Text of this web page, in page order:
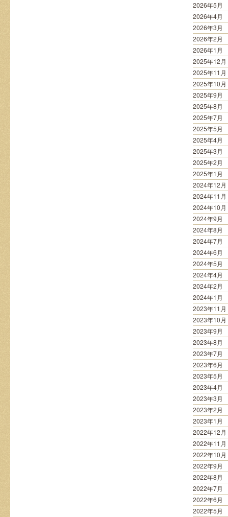
2026年5月
2026年4月
2026年3月
2026年2月
2026年1月
2025年12月
2025年11月
2025年10月
2025年9月
2025年8月
2025年7月
2025年5月
2025年4月
2025年3月
2025年2月
2025年1月
2024年12月
2024年11月
2024年10月
2024年9月
2024年8月
2024年7月
2024年6月
2024年5月
2024年4月
2024年2月
2024年1月
2023年11月
2023年10月
2023年9月
2023年8月
2023年7月
2023年6月
2023年5月
2023年4月
2023年3月
2023年2月
2023年1月
2022年12月
2022年11月
2022年10月
2022年9月
2022年8月
2022年7月
2022年6月
2022年5月